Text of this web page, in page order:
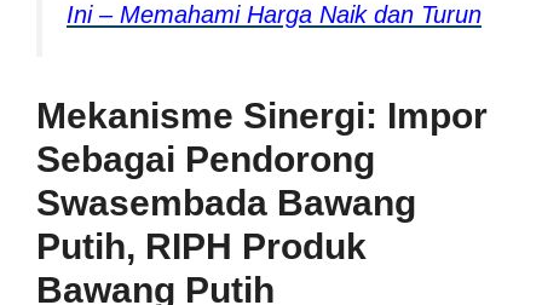
Ini – Memahami Harga Naik dan Turun
Mekanisme Sinergi: Impor
Sebagai Pendorong
Swasembada Bawang
Putih, RIPH Produk
Bawang Putih